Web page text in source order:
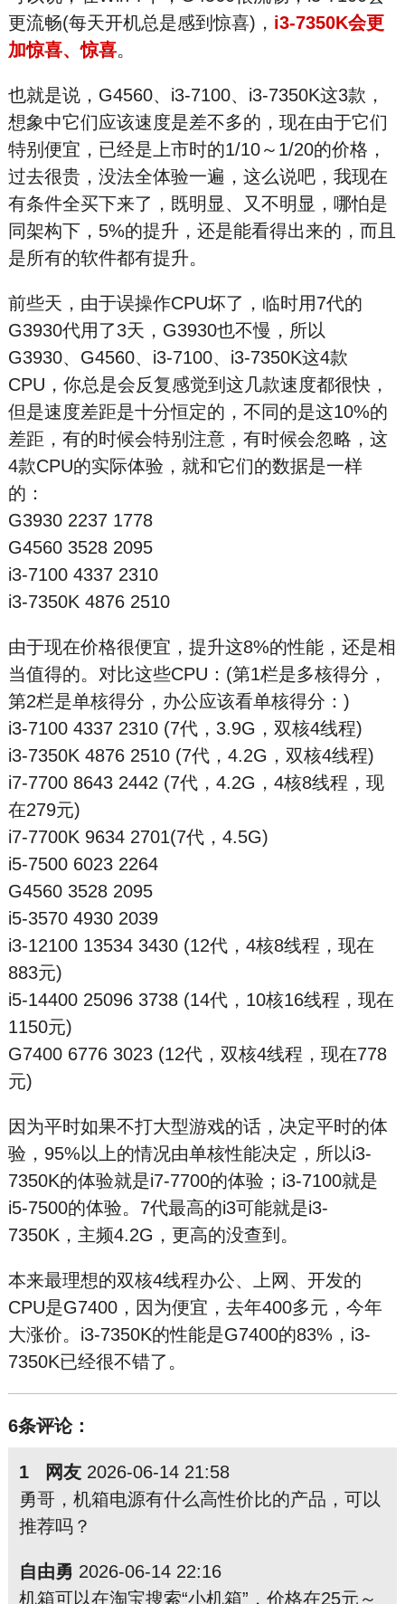
更流畅(每天开机总是感到惊喜)， i3-7350K会更
加惊喜、惊喜。
也就是说，G4560、i3-7100、i3-7350K这3款，
想象中它们应该速度是差不多的，现在由于它们
特别便宜，已经是上市时的1/10～1/20的价格，
过去很贵，没法全体验一遍，这么说吧，我现在
有条件全买下来了，既明显、又不明显，哪怕是
同架构下，5%的提升，还是能看得出来的，而且
是所有的软件都有提升。
前些天，由于误操作CPU坏了，临时用7代的
G3930代用了3天，G3930也不慢，所以
G3930、G4560、i3-7100、i3-7350K这4款
CPU，你总是会反复感觉到这几款速度都很快，
但是速度差距是十分恒定的，不同的是这10%的
差距，有的时候会特别注意，有时候会忽略，这
4款CPU的实际体验，就和它们的数据是一样
的：
G3930 2237 1778
G4560 3528 2095
i3-7100 4337 2310
i3-7350K 4876 2510
由于现在价格很便宜，提升这8%的性能，还是相
当值得的。对比这些CPU：(第1栏是多核得分，
第2栏是单核得分，办公应该看单核得分：)
i3-7100 4337 2310 (7代，3.9G，双核4线程)
i3-7350K 4876 2510 (7代，4.2G，双核4线程)
i7-7700 8643 2442 (7代，4.2G，4核8线程，现
在279元)
i7-7700K 9634 2701(7代，4.5G)
i5-7500 6023 2264
G4560 3528 2095
i5-3570 4930 2039
i3-12100 13534 3430 (12代，4核8线程，现在
883元)
i5-14400 25096 3738 (14代，10核16线程，现在
1150元)
G7400 6776 3023 (12代，双核4线程，现在778
元)
因为平时如果不打大型游戏的话，决定平时的体
验，95%以上的情况由单核性能决定，所以i3-
7350K的体验就是i7-7700的体验；i3-7100就是
i5-7500的体验。7代最高的i3可能就是i3-
7350K，主频4.2G，更高的没查到。
本来最理想的双核4线程办公、上网、开发的
CPU是G7400，因为便宜，去年400多元，今年
大涨价。i3-7350K的性能是G7400的83%，i3-
7350K已经很不错了。
6条评论：
1 网友2026-06-14 21:58
勇哥，机箱电源有什么高性价比的产品，可以
推荐吗？
自由勇 2026-06-14 22:16
机箱可以在淘宝搜索“小机箱”，价格在25元～